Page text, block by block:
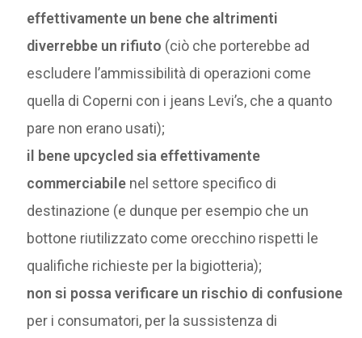
effettivamente un bene che altrimenti
diverrebbe un rifiuto (ciò che porterebbe ad
escludere l’ammissibilità di operazioni come
quella di Coperni con i jeans Levi’s, che a quanto
pare non erano usati);
il bene upcycled sia effettivamente
commerciabile nel settore specifico di
destinazione (e dunque per esempio che un
bottone riutilizzato come orecchino rispetti le
qualifiche richieste per la bigiotteria);
non si possa verificare un rischio di confusione
per i consumatori, per la sussistenza di